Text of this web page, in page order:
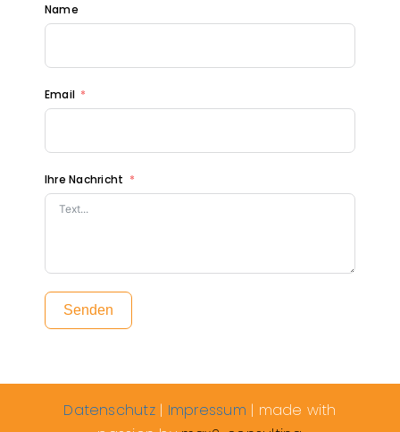
Name
Email
Ihre Nachricht
Senden
Datenschutz| Impressum | made with